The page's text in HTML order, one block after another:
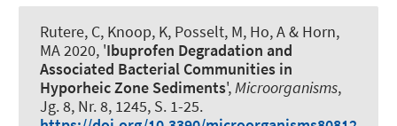
Rutere, C, Knoop, K, Posselt, M, Ho, A& Horn,
MA 2020, 'Ibuprofen Degradation and
Associated Bacterial Communities in
Hyporheic Zone Sediments', Microorganisms,
Jg. 8, Nr. 8, 1245, S. 1-25.